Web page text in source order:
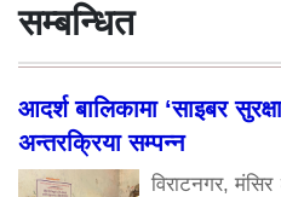
सम्बन्धित
आदर्श बालिकामा ‘साइबर
अन्तरक्रिया सम्पन्न
विराटनगर,